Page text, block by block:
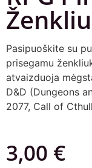
Pasipuoškite su
prisegamu
atvaizduoja
D&D (Dungeons
2077, Call of
3,00 €